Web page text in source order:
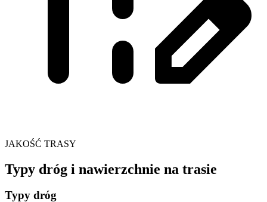
JAKOŚĆ TRASY
Typy dróg i nawierzchnie na trasie
Typy dróg